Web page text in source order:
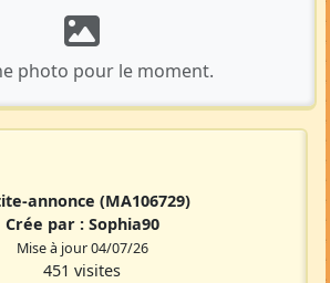
photo pour le moment.
annonce (MA106729)
Crée par : Sophia90
Mise à jour 04/07/26
451 visites